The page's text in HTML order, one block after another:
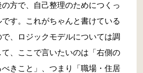
方で、自己整理のためにつくっ
す。これがちゃんと書けている
、ロジックモデルについては調
、ここで言いたいのは「右側の
べきこと」、つまり「職場・住居